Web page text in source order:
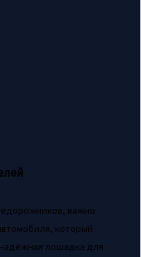
важно
который
лошадка для